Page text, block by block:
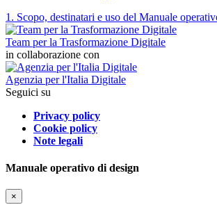
1. Scopo, destinatari e uso del Manuale
Team per la Trasformazione Digitale
in collaborazione con
Agenzia per l'Italia Digitale
Seguici su
Privacy policy
Cookie policy
Note legali
Manuale operativo di design
×